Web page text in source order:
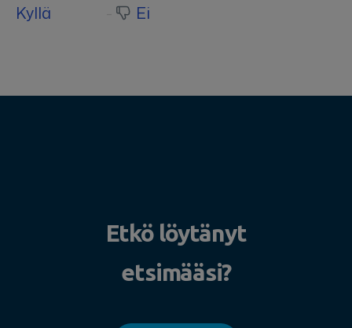
Kyllä
Ei
Etkö löytänyt
etsimääsi?